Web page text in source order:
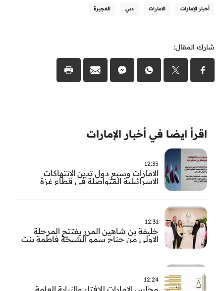
أخبار الإمارات الامارات دبي الفجيرة
شارك المقال:
اقرأ ايضا في أخبار الإمارات
12:35
الامارات وسبع دول تدين الانتهاكات
الاسرائيلية المتواصلة في قطاع غزة
12:31
خليفة بن شاهين المرر يفتتح المرحلة
الاولى من جناح سمو الشيخة فاطمة بنت
مستشفى المقاصد
12:24
مجلس الإمارات للإفتاء والنيابة العامة